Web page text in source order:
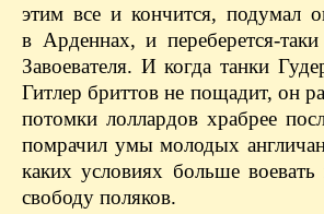
этим все и кончится, подумал
в Арденнах, и переберется-
Завоевателя. И когда танки
Гитлер бриттов не пощадит, он
потомки лоллардов храбрее
помрачил умы молодых
каких условиях больше
свободу поляков.